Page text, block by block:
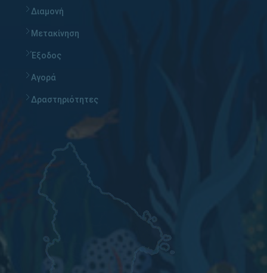
Διαμονή
Μετακίνηση
Έξοδος
Αγορά
Δραστηριότητες